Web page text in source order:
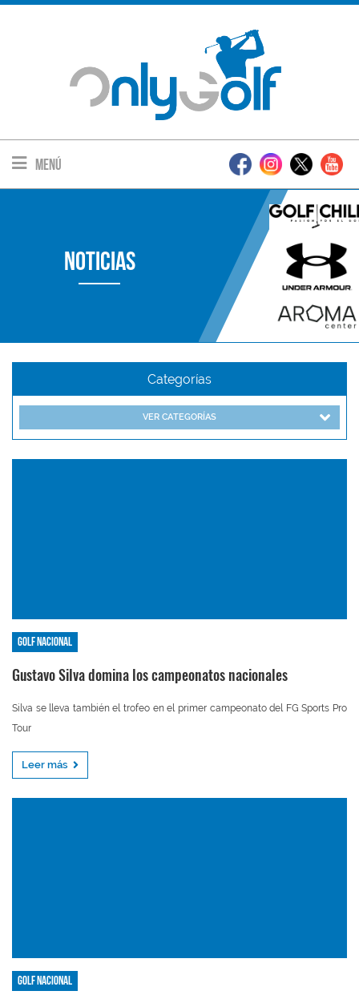
Menú
Noticias
Categorías
VER CATEGORÍAS
Golf nacional
Gustavo Silva domina los campeonatos nacionales
Silva se lleva también el trofeo en el primer campeonato del FG Sports Pro
Tour
Leer más
Golf nacional